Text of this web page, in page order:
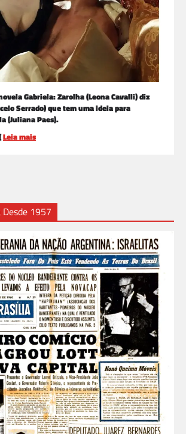
Gabriela: Zarolha (Leona Cavalli) diz
Serrado) que tem uma ideia para
(Juliana Paes).
Leia mais
1957